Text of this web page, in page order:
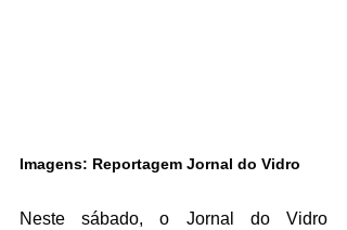
Imagens: Reportagem Jornal do Vidro
Neste sábado, o Jornal do Vidro